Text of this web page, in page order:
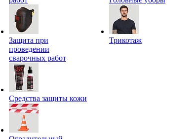
Защита при
проведении
сварочных работ
Средства защиты кожи
Трикотаж